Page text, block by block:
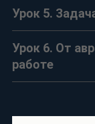
Урок 5.
Урок 6. От
работе